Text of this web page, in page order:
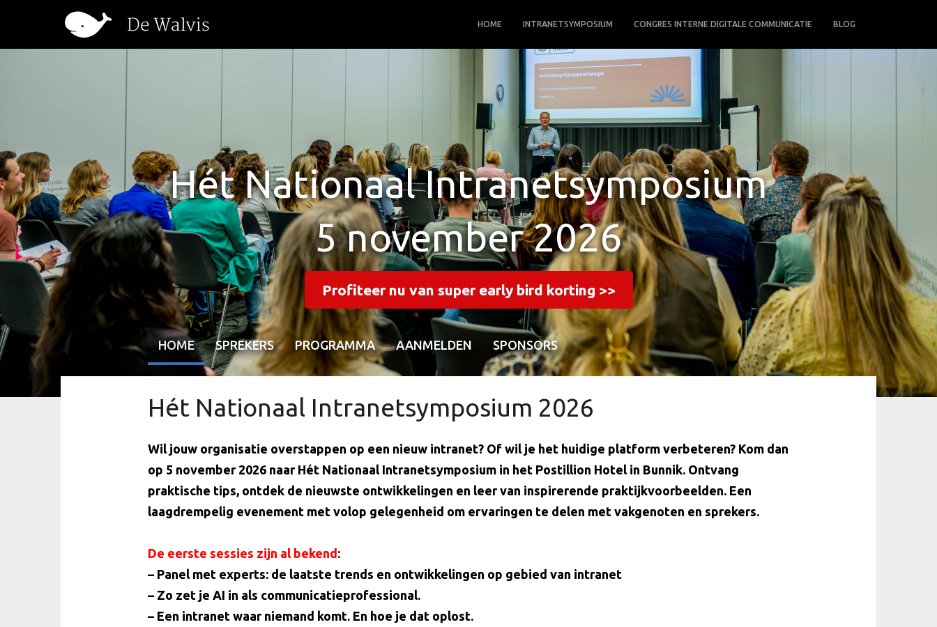
HOME INTRANETSYMPOSIUM CONGRES INTERNE DIGITALE COMMUNICATIE BLOG
Hét Nationaal Intranetsymposium
5 november 2026
Profiteer nu van super early bird korting >>
HOME SPREKERS PROGRAMMA AANMELDEN SPONSORS
Hét Nationaal Intranetsymposium 2026
Wil jouw organisatie overstappen op een nieuw intranet? Of wil je het huidige platform verbeteren? Kom dan
op 5 november 2026 naar Hét Nationaal Intranetsymposium in het Postillion Hotel in Bunnik. Ontvang
praktische tips, ontdek de nieuwste ontwikkelingen en leer van inspirerende praktijkvoorbeelden. Een
laagdrempelig evenement met volop gelegenheid om ervaringen te delen met vakgenoten en sprekers.
De eerste sessies zijn al bekend :
– Panel met experts: de laatste trends en ontwikkelingen op gebied van intranet
– Zo zet je AI in als communicatieprofessional.
– Een intranet waar niemand komt. En hoe je dat oplost.